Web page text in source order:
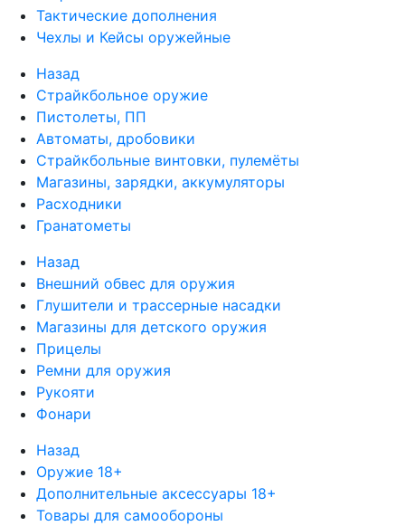
Тактические дополнения
Чехлы и Кейсы оружейные
Назад
Страйкбольное оружие
Пистолеты, ПП
Автоматы, дробовики
Страйкбольные винтовки, пулемёты
Магазины, зарядки, аккумуляторы
Расходники
Гранатометы
Назад
Внешний обвес для оружия
Глушители и трассерные насадки
Магазины для детского оружия
Прицелы
Ремни для оружия
Рукояти
Фонари
Назад
Оружие 18+
Дополнительные аксессуары 18+
Товары для самообороны